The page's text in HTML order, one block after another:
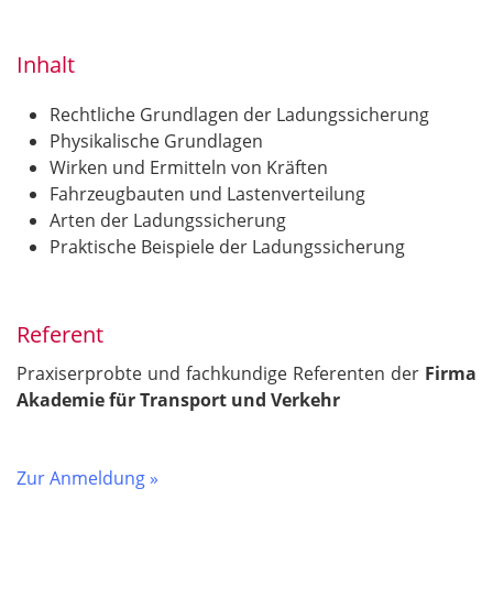
Inhalt
Rechtliche Grundlagen der Ladungssicherung
Physikalische Grundlagen
Wirken und Ermitteln von Kräften
Fahrzeugbauten und Lastenverteilung
Arten der Ladungssicherung
Praktische Beispiele der Ladungssicherung
Referent
Praxiserprobte und fachkundige Referenten der Firma
Akademie für Transport und Verkehr
Zur Anmeldung »